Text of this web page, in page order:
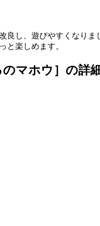
良し、遊びやすくなりま
と楽しめます。
マホウ］ の詳